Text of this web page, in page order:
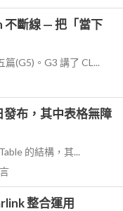
不斷線 — 把「當下
(G5)。G3 講了 CL...
布，其中表格無障
的結構，其...
整合運用